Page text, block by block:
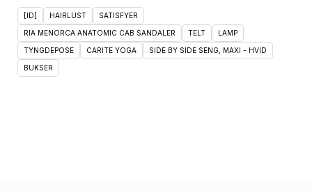
[ID] HAIRLUST SATISFYER
RIA MENORCA ANATOMIC CAB SANDALER TELT LAMP
TYNGDEPOSE CARITE YOGA SIDE BY SIDE SENG, MAXI - HVID
BUKSER